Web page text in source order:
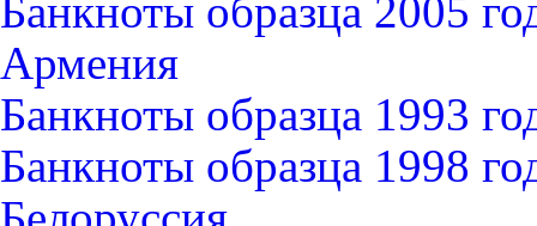
Банкноты образца 2005
Армения
Банкноты образца 1993
Банкноты образца 1998